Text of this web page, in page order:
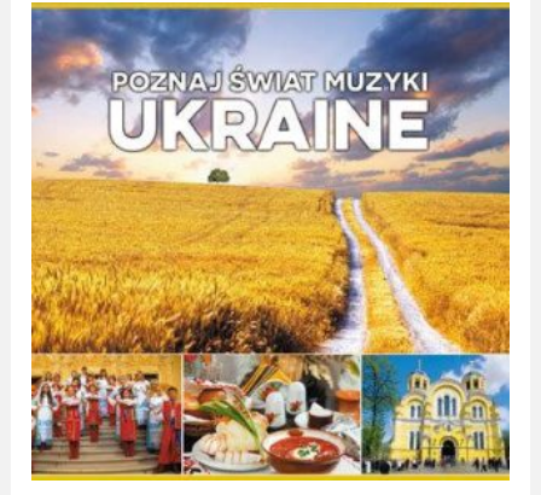
Zakres
cen:
od
19,99 zł
do
25,00 zł